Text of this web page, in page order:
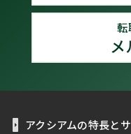
アクシアムの特長と